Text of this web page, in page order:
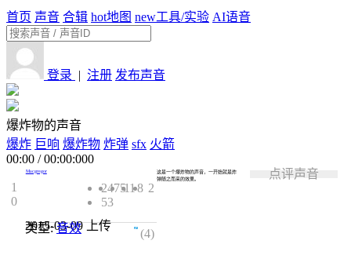
首页 声音 合辑 hot地图 new工具/实验 AI语音
登录 | 注册 发布声音
爆炸物的声音
爆炸 巨响 爆炸物 炸弹 sfx 火箭
00:00 /00:00:000
1
0
Macgregor
2475118 2
53
2015-03-09上传
类型:音效 4.5
(4)
这是一个爆炸物的声音，一开始就是炸
弹随之而来的效果。
点评声音